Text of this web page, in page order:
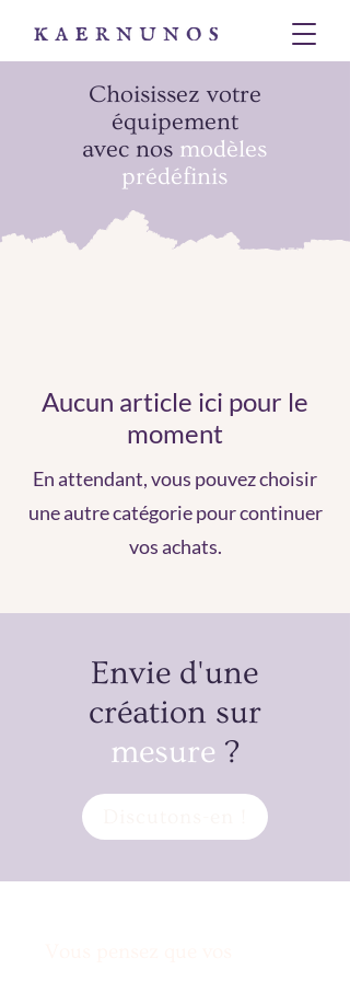
Choisissez votre
équipement
avec nos modèles
prédéfinis
Aucun article ici pour le
moment
En attendant, vous pouvez choisir
une autre catégorie pour continuer
vos achats.
Envie d'une
création sur
mesure ?